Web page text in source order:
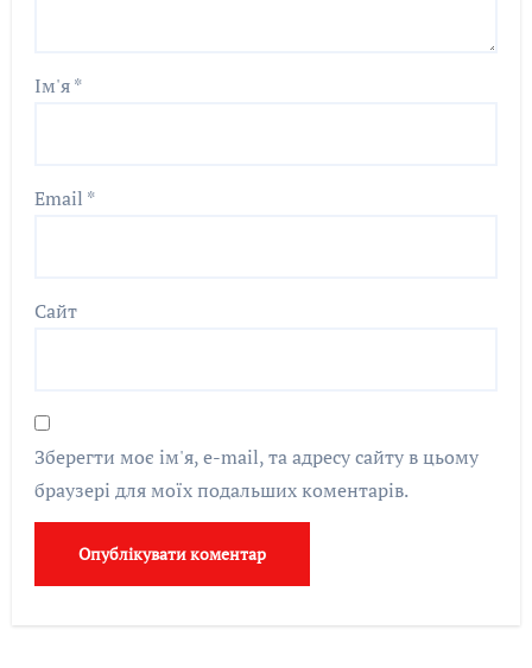
Ім'я*
Email *
Сайт
Зберегти моє ім'я, e-mail, та адресу сайту в цьому
браузері для моїх подальших коментарів.